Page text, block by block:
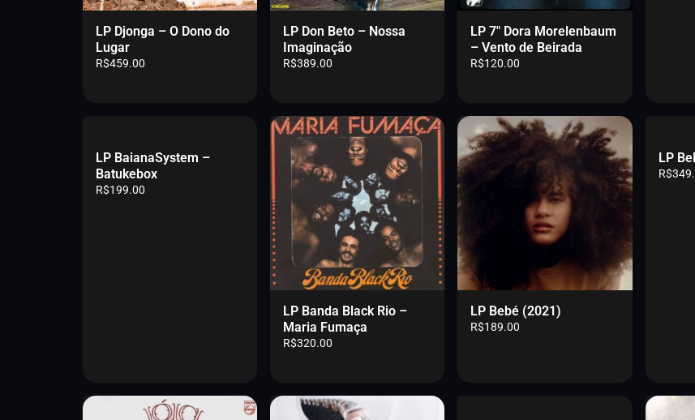
LP Djonga – O Dono do
Lugar
R$459.00
LP Don Beto – Nossa
Imaginação
R$389.00
LP 7″ Dora Morelenbaum
– Vento de Beirada
R$120.00
LP BaianaSystem –
Batukebox
R$199.00
LP Banda Black Rio –
Maria Fumaça
R$320.00
LP Bebé (2021)
R$189.00
LP
R$